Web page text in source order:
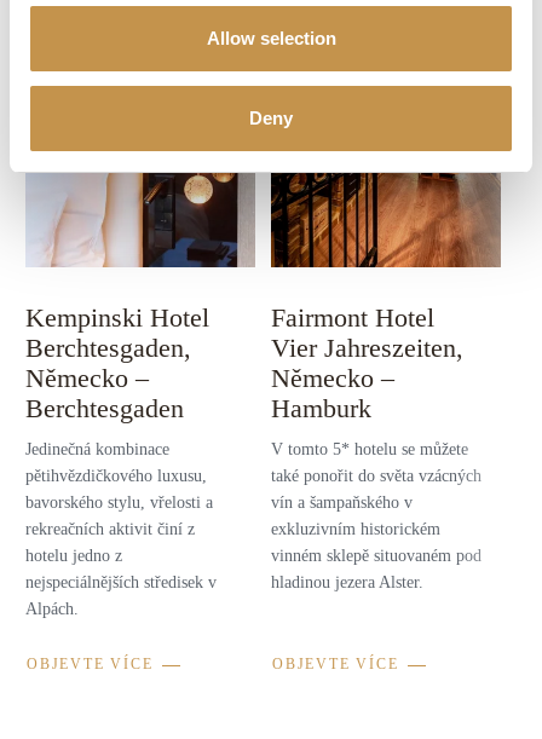
Allow selection
Deny
Kempinski Hotel
Berchtesgaden,
Německo –
Berchtesgaden
Jedinečná kombinace
pětihvězdičkového luxusu,
bavorského stylu, vřelosti a
rekreačních aktivit činí z
hotelu jedno z
nejspeciálnějších středisek v
Alpách.
OBJEVTE VÍCE
Fairmont Hotel
Vier Jahreszeiten,
Německo –
Hamburk
V tomto 5* hotelu se můžete
také ponořit do světa vzácných
vín a šampaňského v
exkluzivním historickém
vinném sklepě situovaném pod
hladinou jezera Alster.
OBJEVTE VÍCE